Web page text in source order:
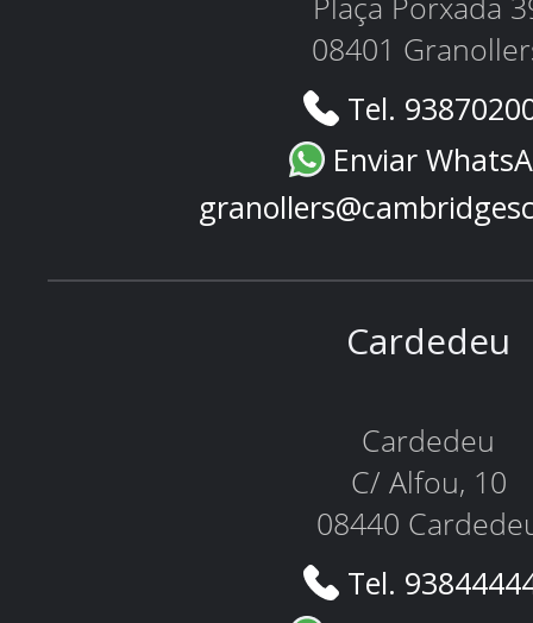
Plaça Porxada
08401
Tel.
Enviar
Cardedeu
Cardedeu
C/ Alfou, 10
08440
Tel.